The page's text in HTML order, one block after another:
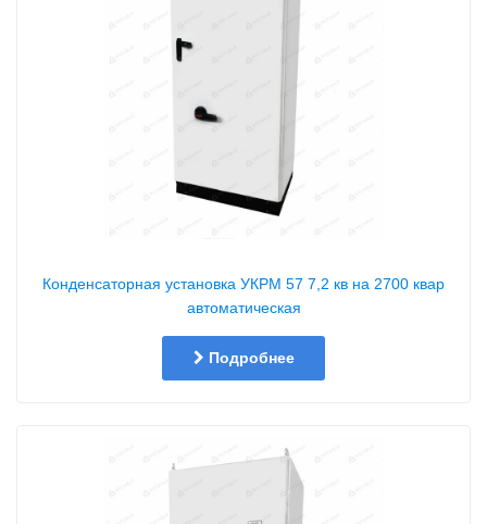
Конденсаторная установка УКРМ 57 7,2 кв на 2700 квар
автоматическая
Подробнее